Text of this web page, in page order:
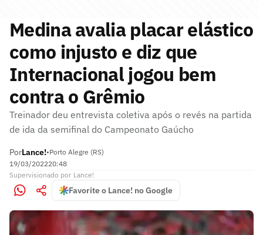
Medina avalia placar elástico
como injusto e diz que
Internacional jogou bem
contra o Grêmio
Treinador deu entrevista coletiva após o revés na partida
de ida da semifinal do Campeonato Gaúcho
PorLance!•Porto Alegre (RS)
19/03/202220:48
Supervisionado por Lance!
Favorite o Lance! no Google